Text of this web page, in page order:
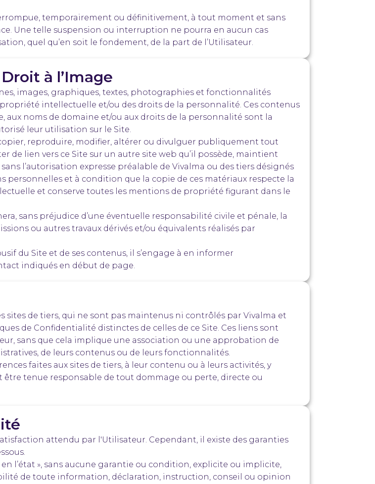
temporairement ou définitivement, à tout moment et sans
Une telle suspension ou interruption ne pourra en aucun cas
quel qu’en soit le fondement, de la part de l’Utilisateur.
à l’Image
images, graphiques, textes, photographies et fonctionnalités
intellectuelle et/ou des droits de la personnalité. Ces contenus
aux noms de domaine et/ou aux droits de la personnalité sont la
leur utilisation sur le Site.
reproduire, modifier, altérer ou divulguer publiquement tout
de lien vers ce Site sur un autre site web qu’il possède, maintient
l’autorisation expresse préalable de Vivalma ou des tiers désignés
personnelles et à condition que la copie de ces matériaux respecte la
et conserve toutes les mentions de propriété figurant dans le
sans préjudice d’une éventuelle responsabilité civile et pénale, la
ou autres travaux dérivés et/ou équivalents réalisés par
du Site et de ses contenus, il s’engage à en informer
indiqués en début de page.
sites de tiers, qui ne sont pas maintenus ni contrôlés par Vivalma et
de Confidentialité distinctes de celles de ce Site. Ces liens sont
sans que cela implique une association ou une approbation de
de leurs contenus ou de leurs fonctionnalités.
faites aux sites de tiers, à leur contenu ou à leurs activités, y
tenue responsable de tout dommage ou perte, directe ou
attendu par l'Utilisateur. Cependant, il existe des garanties
l’état », sans aucune garantie ou condition, explicite ou implicite,
de toute information, déclaration, instruction, conseil ou opinion